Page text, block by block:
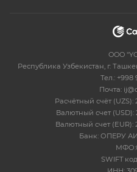
OOO
Республика Узбекистан, г.
Тел.: +998
Почта:
Расчётный счёт (UZS):
Валютный счет (USD):
Валютный счет (EUR):
Банк: ОПЕРУ
SWIFT